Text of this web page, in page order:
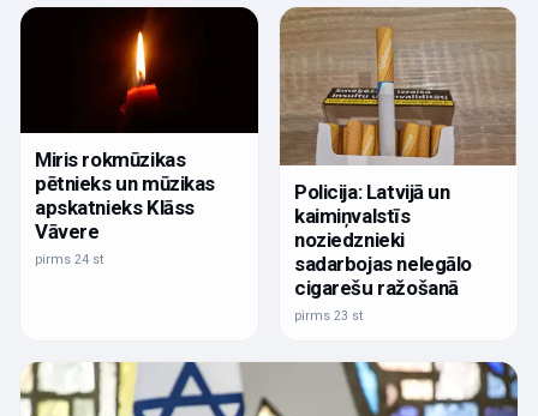
Miris rokmūzikas
pētnieks un mūzikas
apskatnieks Klāss
Vāvere
pirms 24 st
Policija: Latvijā un
kaimiņvalstīs
noziedznieki
sadarbojas nelegālo
cigarešu ražošanā
pirms 23 st